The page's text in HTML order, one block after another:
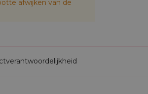
U kunt klanten
zakjes met logo niet in de
afwijken van de